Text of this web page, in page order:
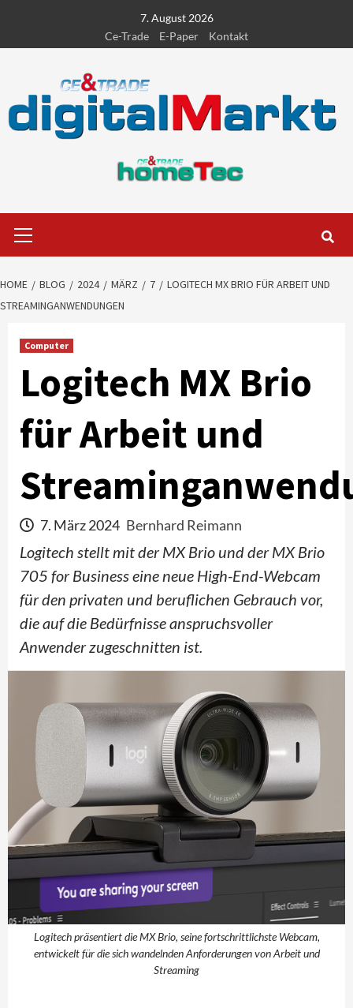
content
7. August 2026
Ce-Trade
E-Paper Kontakt
Menu
HOME BLOG 2024 MÄRZ 7
LOGITECH MX BRIO FÜR ARBEIT UND
STREAMINGANWENDUNGEN
Computer
Logitech MX Brio
für Arbeit und
7. März 2024 Bernhard Reimann
Logitech stellt mit der MX Brio und der MX Brio
705 for Business eine neue High-End-Webcam
für den privaten und beruflichen Gebrauch vor,
die auf die Bedürfnisse anspruchsvoller
Anwender zugeschnitten ist.
Logitech präsentiert die MX Brio, seine fortschrittlichste Webcam,
entwickelt für die sich wandelnden Anforderungen von Arbeit und
Streaming